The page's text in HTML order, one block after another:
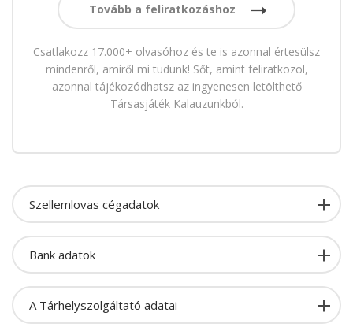
Tovább a feliratkozáshoz
Csatlakozz 17.000+ olvasóhoz és te is azonnal értesülsz
mindenről, amiről mi tudunk! Sőt, amint feliratkozol,
azonnal tájékozódhatsz az ingyenesen letölthető
Társasjáték Kalauzunkból.
Szellemlovas cégadatok
Bank adatok
A Tárhelyszolgáltató adatai